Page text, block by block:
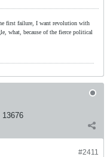
first failure, I want revolution with
what, because of the fierce political
13676
#2411